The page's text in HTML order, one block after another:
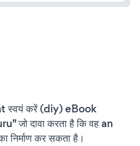
स्वयं करें (diy) eBook
दावा करता है कि वह an
कर सकता है।